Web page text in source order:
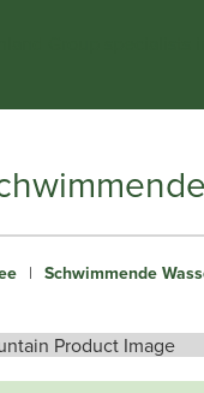
| Schwimmende